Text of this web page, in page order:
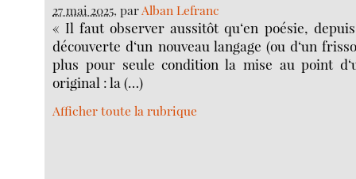
27 mai 2025, parAlban Lefranc
« Il faut observer aussitôt qu‘en poésie,
découverte d‘un nouveau langage (ou d‘un
plus pour seule condition la mise au point
original : la (…)
Afficher toute la rubrique